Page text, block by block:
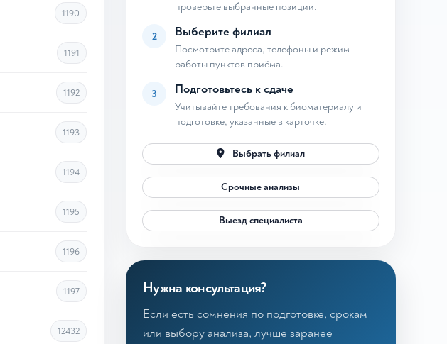
1190
1191
1192
1193
1194
1195
1196
1197
12432
проверьте выбранные позиции.
2 Выберите филиал
Посмотрите адреса, телефоны и режим
работы пунктов приёма.
3 Подготовьтесь к сдаче
Учитывайте требования к биоматериалу и
подготовке, указанные в карточке.
Выбрать филиал
Срочные анализы
Выезд специалиста
Нужна консультация?
Если есть сомнения по подготовке, срокам
или выбору анализа, лучше заранее